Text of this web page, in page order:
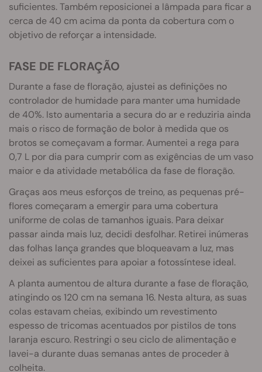
suficientes. Também reposicionei a lâmpada para ficar a
cerca de 40 cm acima da ponta da cobertura com o
objetivo de reforçar a intensidade.
FASE DE FLORAÇÃO
Durante a fase de floração, ajustei as definições no
controlador de humidade para manter uma humidade
de 40%. Isto aumentaria a secura do ar e reduziria ainda
mais o risco de formação de bolor à medida que os
brotos se começavam a formar. Aumentei a rega para
0,7 L por dia para cumprir com as exigências de um vaso
maior e da atividade metabólica da fase de floração.
Graças aos meus esforços de treino, as pequenas pré-
flores começaram a emergir para uma cobertura
uniforme de colas de tamanhos iguais. Para deixar
passar ainda mais luz, decidi desfolhar. Retirei inúmeras
das folhas lança grandes que bloqueavam a luz, mas
deixei as suficientes para apoiar a fotossíntese ideal.
A planta aumentou de altura durante a fase de floração,
atingindo os 120 cm na semana 16. Nesta altura, as suas
colas estavam cheias, exibindo um revestimento
espesso de tricomas acentuados por pistilos de tons
laranja escuro. Restringi o seu ciclo de alimentação e
lavei-a durante duas semanas antes de proceder à
colheita.